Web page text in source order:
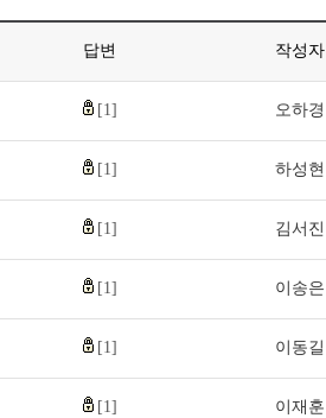
답변 작성자
[1] 오하경
[1] 하성현
[1] 김서진
[1] 이송은
[1] 이동길
[1] 이재훈